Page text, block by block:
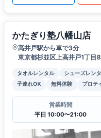
かたぎり塾八幡山店
高井戸駅から車で3分
東京都杉並区上高井戸1丁目
タオルレンタル シューズレン
子連れOK
無料体験 プロテ
営業時間
平日 10:00〜21:00